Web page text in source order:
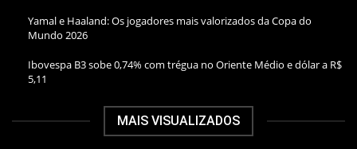
Yamal e Haaland: Os jogadores mais valorizados da Copa do
Mundo 2026
Ibovespa B3 sobe 0,74% com trégua no Oriente Médio e dólar a R$
5,11
MAIS VISUALIZADOS